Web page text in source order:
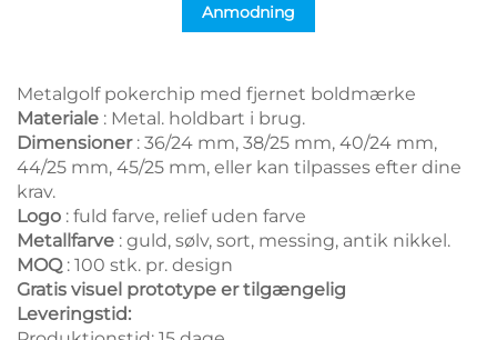
Anmodning
Metalgolf pokerchip med fjernet boldmærke
Materiale : Metal. holdbart i brug.
Dimensioner : 36/24 mm, 38/25 mm, 40/24 mm,
44/25 mm, 45/25 mm, eller kan tilpasses efter dine
krav.
Logo : fuld farve, relief uden farve
Metallfarve : guld, sølv, sort, messing, antik nikkel.
MOQ : 100 stk. pr. design
Gratis visuel prototype er tilgængelig
Leveringstid: